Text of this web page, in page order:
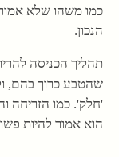
כמו משהו שלא
הנכון.
תהליך הכניסה
שהטבע כרוך בהם,
'חלק'. כמו הזריחה
הוא אמור להיות